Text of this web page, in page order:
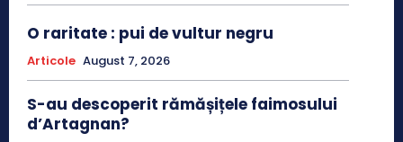
O raritate : pui de vultur negru
Articole August 7, 2026
S-au descoperit rămășițele faimosului
d’Artagnan?